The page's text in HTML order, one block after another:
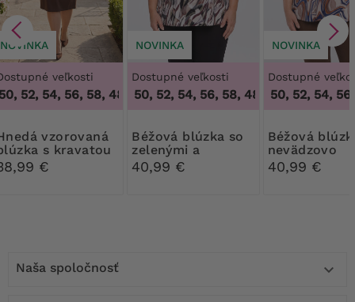
NOVINKA
veľkosti
52, 54, 56, 58,48, 50, 52, 54, 56, 58
s kravatou
brošou
€
NOVINKA
Dostupné veľkosti
48, 50, 52, 54, 56, 58,48, 50, 52, 54, 56,
Béžová blúzka so
zelenými a
bordovými vzormi
40,99 €
NOVINKA
Dostupné
48, 50, 52, 54, 56,
Béžová blúzka s
nevädzovo
modrými a
oranžovými
40,99 €
Naša spoločnosť 